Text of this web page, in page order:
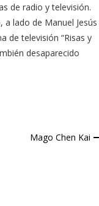
de radio y televisión.
lado de Manuel Jesús
de televisión “Risas y
desaparecido
Mago Chen Kai